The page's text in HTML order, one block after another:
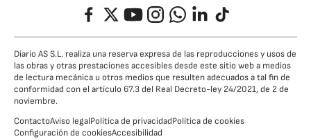
FacebookTwitterYouTubeInstagramWhatsappLinkedIn
TikTok
Diario AS S.L. realiza una reserva expresa de las reproducciones y usos de
las obras y otras prestaciones accesibles desde este sitio web a medios
de lectura mecánica u otros medios que resulten adecuados a tal fin de
conformidad con el artículo 67.3 del Real Decreto-ley 24/2021, de 2 de
noviembre.
ContactoAviso legalPolítica de privacidadPolítica de cookies
Configuración de cookiesAccesibilidad